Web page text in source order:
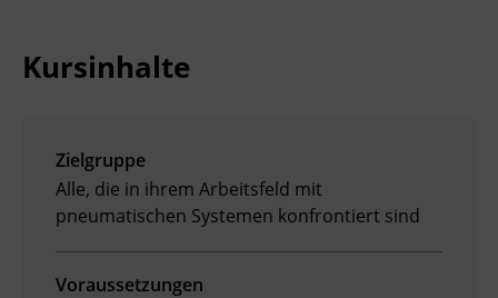
Digitales Lernen
Kursinhalte
Zielgruppe
Alle, die in ihrem Arbeitsfeld mit
pneumatischen Systemen konfrontiert sind
Voraussetzungen